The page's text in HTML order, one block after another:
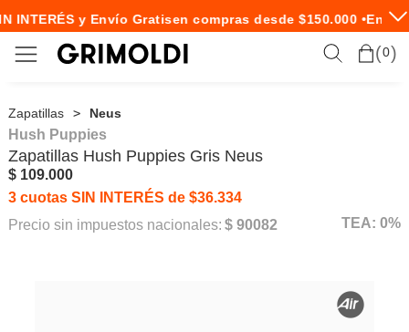
INTERÉS y Envío Gratisen compras desde $150.000 •Envío
0
Zapatillas Neus
Hush Puppies
Zapatillas Hush Puppies Gris Neus
$ 109.000
3 cuotas SIN INTERÉS de $36.334
Precio sin impuestos nacionales: $ 90082 TEA: 0%